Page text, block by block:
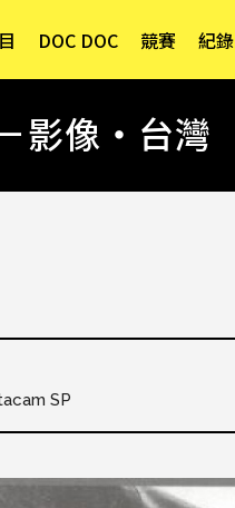
DOC DOC 競賽 紀錄
影像・台灣
SP